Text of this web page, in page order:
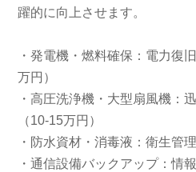
躍的に向上させます。
・発電機・燃料確保：電力復
万円）
・高圧洗浄機・大型扇風機：
（10-15万円）
・防水資材・消毒液：衛生管
・通信設備バックアップ：情